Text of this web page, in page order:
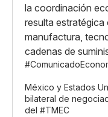
la coordinación
resulta
manufactura,
cadenas de
México y Estados
bilateral de
del #TMEC